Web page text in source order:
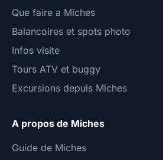
Que faire a Miches
Balancoires et spots photo
Infos visite
Tours ATV et buggy
Excursions depuis Miches
A propos de Miches
Guide de Miches